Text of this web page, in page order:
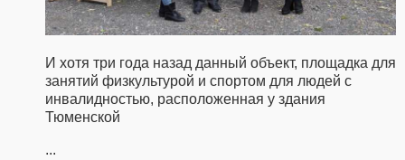
И хотя три года назад данный объект, площадка для
занятий физкультурой и спортом для людей с
инвалидностью, расположенная у здания
Тюменской
...